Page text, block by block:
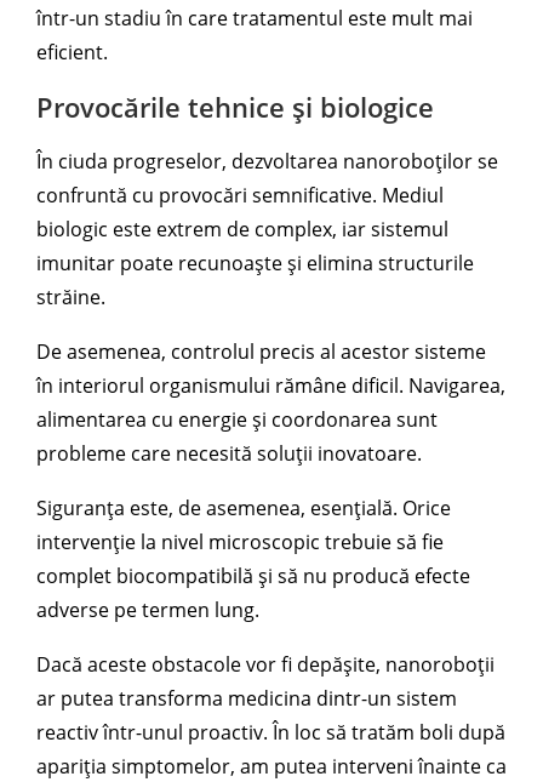
într-un stadiu în care tratamentul este mult mai
eficient.
Provocările tehnice și biologice
În ciuda progreselor, dezvoltarea nanoroboților se
confruntă cu provocări semnificative. Mediul
biologic este extrem de complex, iar sistemul
imunitar poate recunoaște și elimina structurile
străine.
De asemenea, controlul precis al acestor sisteme
în interiorul organismului rămâne dificil. Navigarea,
alimentarea cu energie și coordonarea sunt
probleme care necesită soluții inovatoare.
Siguranța este, de asemenea, esențială. Orice
intervenție la nivel microscopic trebuie să fie
complet biocompatibilă și să nu producă efecte
adverse pe termen lung.
Dacă aceste obstacole vor fi depășite, nanoroboții
ar putea transforma medicina dintr-un sistem
reactiv într-unul proactiv. În loc să tratăm boli după
apariția simptomelor, am putea interveni înainte ca